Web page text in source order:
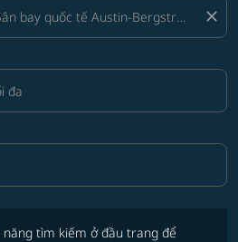
close
gia Selected
tìm kiếm ở đầu trang để